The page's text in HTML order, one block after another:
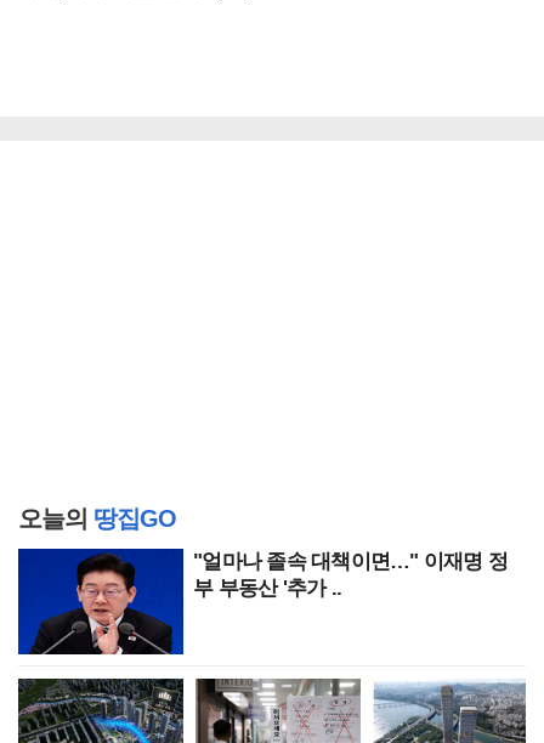
오늘의 땅집GO
"얼마나 졸속 대책이면…" 이재명 정
부 부동산 '추가 ..